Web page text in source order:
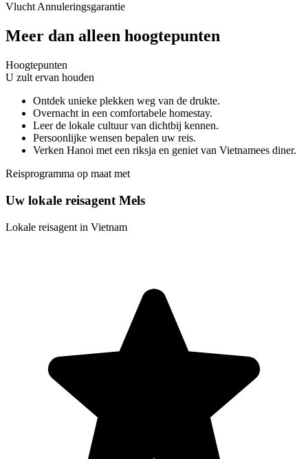
Vlucht Annuleringsgarantie
Meer dan alleen hoogtepunten
Hoogtepunten
U zult ervan houden
Ontdek unieke plekken weg van de drukte.
Overnacht in een comfortabele homestay.
Leer de lokale cultuur van dichtbij kennen.
Persoonlijke wensen bepalen uw reis.
Verken Hanoi met een riksja en geniet van Vietnamees diner.
Reisprogramma op maat met
Uw lokale reisagent Mels
Lokale reisagent in Vietnam